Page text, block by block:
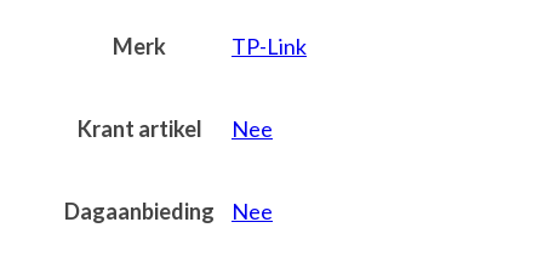
Merk TP-Link
Krant artikel Nee
Dagaanbieding Nee